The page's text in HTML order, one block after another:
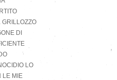
GRILLOZZO
DI
LO
LE MIE